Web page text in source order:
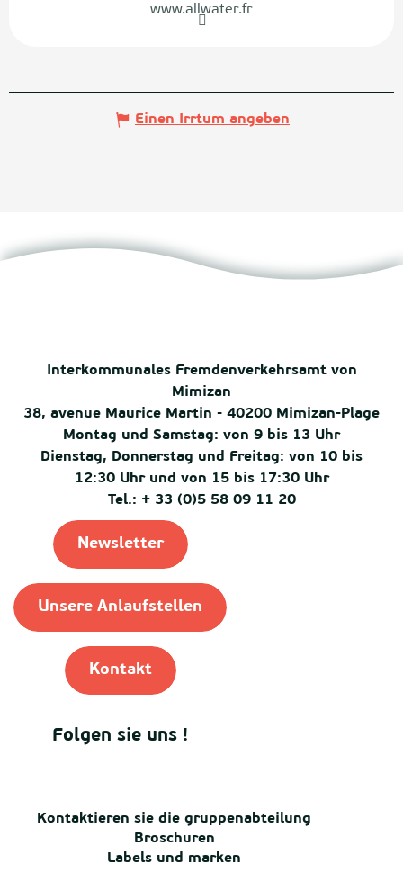
www.allwater.fr
Einen Irrtum angeben
Interkommunales Fremdenverkehrsamt von
Mimizan
38, avenue Maurice Martin - 40200 Mimizan-Plage
Montag und Samstag: von 9 bis 13 Uhr
Dienstag, Donnerstag und Freitag: von 10 bis
12:30 Uhr und von 15 bis 17:30 Uhr
Tel.: + 33 (0)5 58 09 11 20
Newsletter
Unsere Anlaufstellen
Kontakt
Folgen sie uns !
Kontaktieren sie die gruppenabteilung
Broschuren
Labels und marken